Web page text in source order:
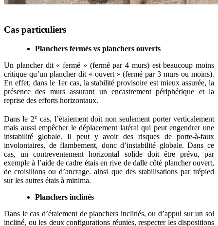
Cas particuliers
Planchers fermés vs planchers ouverts
Un plancher dit « fermé » (fermé par 4 murs) est beaucoup moins
critique qu’un plancher dit « ouvert » (fermé par 3 murs ou moins).
En effet, dans le 1er cas, la stabilité provisoire est mieux assurée, la
présence des murs assurant un encastrement périphérique et la
reprise des efforts horizontaux.
Dans le 2ecas, l’étaiement doit non seulement porter verticalement
mais aussi empêcher le déplacement latéral qui peut engendrer une
instabilité globale. Il peut y avoir des risques de porte-à-faux
involontaires, de flambement, donc d’instabilité globale. Dans ce
cas, un contreventement horizontal solide doit être prévu, par
exemple à l’aide de cadre étais en rive de dalle côté plancher ouvert,
de croisillons ou d’ancrage. ainsi que des stabilisations par trépied
sur les autres étais à minima.
Planchers inclinés
Dans le cas d’étaiement de planchers inclinés, ou d’appui sur un sol
incliné, ou les deux configurations réunies, respecter les dispositions